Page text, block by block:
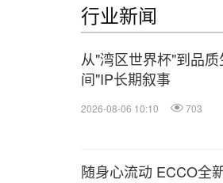
行业新闻
从"湾区世界杯"到品
间"IP长期叙事
2026-08-06 10:10 703
随身心流动 ECCO全